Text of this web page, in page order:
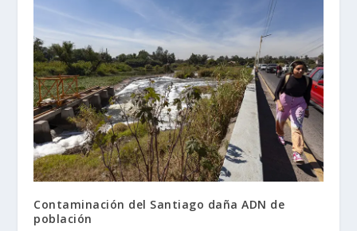
Contaminación del Santiago daña ADN de
población